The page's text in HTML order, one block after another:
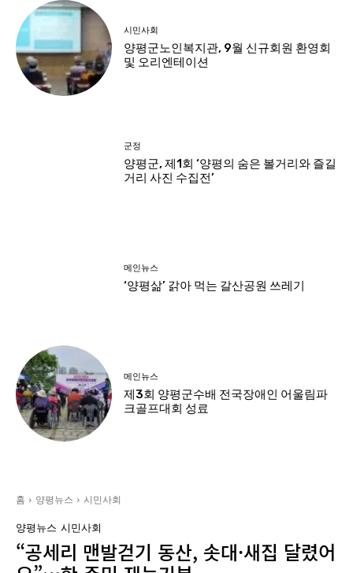
시민사회
양평군노인복지관, 9월 신규회원 환영회
및 오리엔테이션
군정
양평군, 제1회 ‘양평의 숨은 볼거리와 즐길
거리 사진 수집전’
메인뉴스
‘양평삶’ 갉아 먹는 갈산공원 쓰레기
메인뉴스
제3회 양평군수배 전국장애인 어울림파
크골프대회 성료